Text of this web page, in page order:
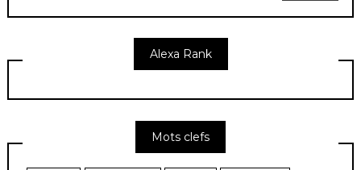
Alexa Rank
Mots clefs